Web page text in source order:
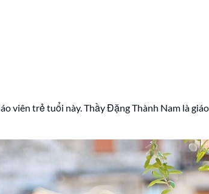
viên trẻ tuổi này. Thầy Đặng Thành Nam là